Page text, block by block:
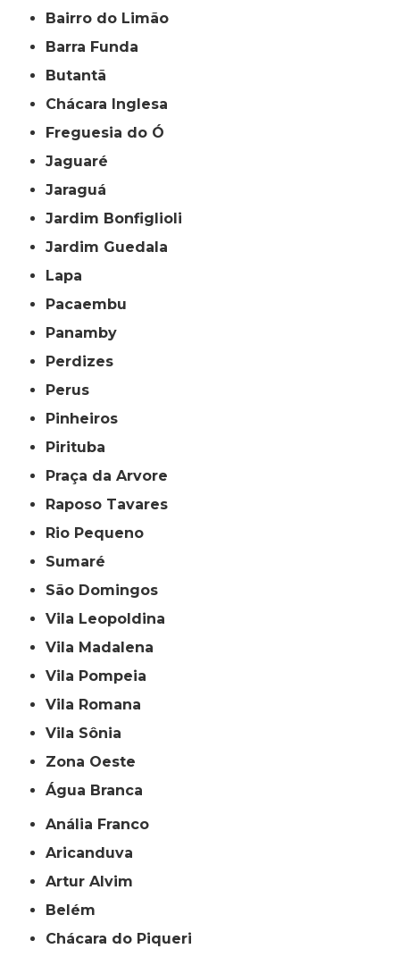
Bairro do Limão
Barra Funda
Butantã
Chácara Inglesa
Freguesia do Ó
Jaguaré
Jaraguá
Jardim Bonfiglioli
Jardim Guedala
Lapa
Pacaembu
Panamby
Perdizes
Perus
Pinheiros
Pirituba
Praça da Arvore
Raposo Tavares
Rio Pequeno
Sumaré
São Domingos
Vila Leopoldina
Vila Madalena
Vila Pompeia
Vila Romana
Vila Sônia
Zona Oeste
Água Branca
Anália Franco
Aricanduva
Artur Alvim
Belém
Chácara do Piqueri